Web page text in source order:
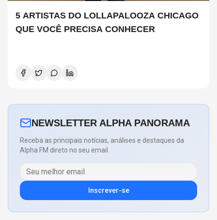
5 ARTISTAS DO LOLLAPALOOZA CHICAGO
QUE VOCÊ PRECISA CONHECER
NEWSLETTER ALPHA PANORAMA
Receba as principais notícias, análises e destaques da
Alpha FM direto no seu email.
Inscrever-se